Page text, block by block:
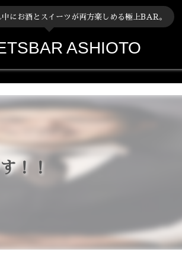
にお酒とスイーツが両方楽しめる極上BAR。
ASHIOTO
！！